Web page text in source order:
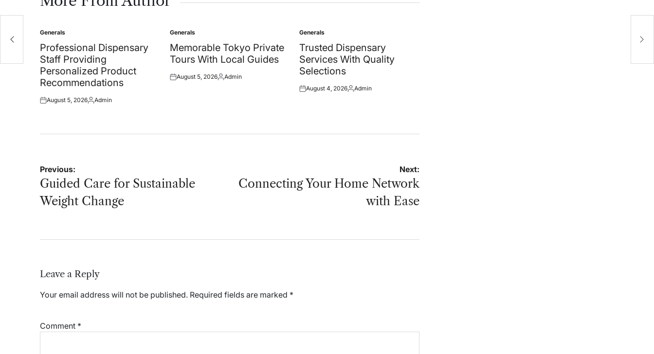
Posted
in
Generals
Professional Dispensary
Staff Providing
Personalized Product
Recommendations
Posted
August 5, 2026Posted
Admin
Posted
in
Generals
Memorable Tokyo Private
Tours With Local Guides
Posted
August 5, 2026Posted
Admin
Posted
in
Generals
Trusted Dispensary
Services With Quality
Selections
Posted
August 4, 2026Posted
Admin
Post
navigation
Previous:
Guided Care for Sustainable
Weight Change
Next:
Connecting Your Home Network
with Ease
Leave a Reply
Your email address will not be published. Required fields are marked *
Comment *